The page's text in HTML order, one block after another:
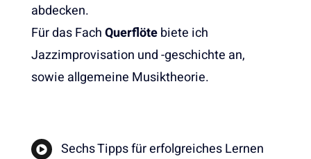
abdecken.
Für das FachQuerflötebiete ich
Jazzimprovisation und -geschichte an,
sowie allgemeine Musiktheorie.
Sechs Tipps für erfolgreiches Lernen